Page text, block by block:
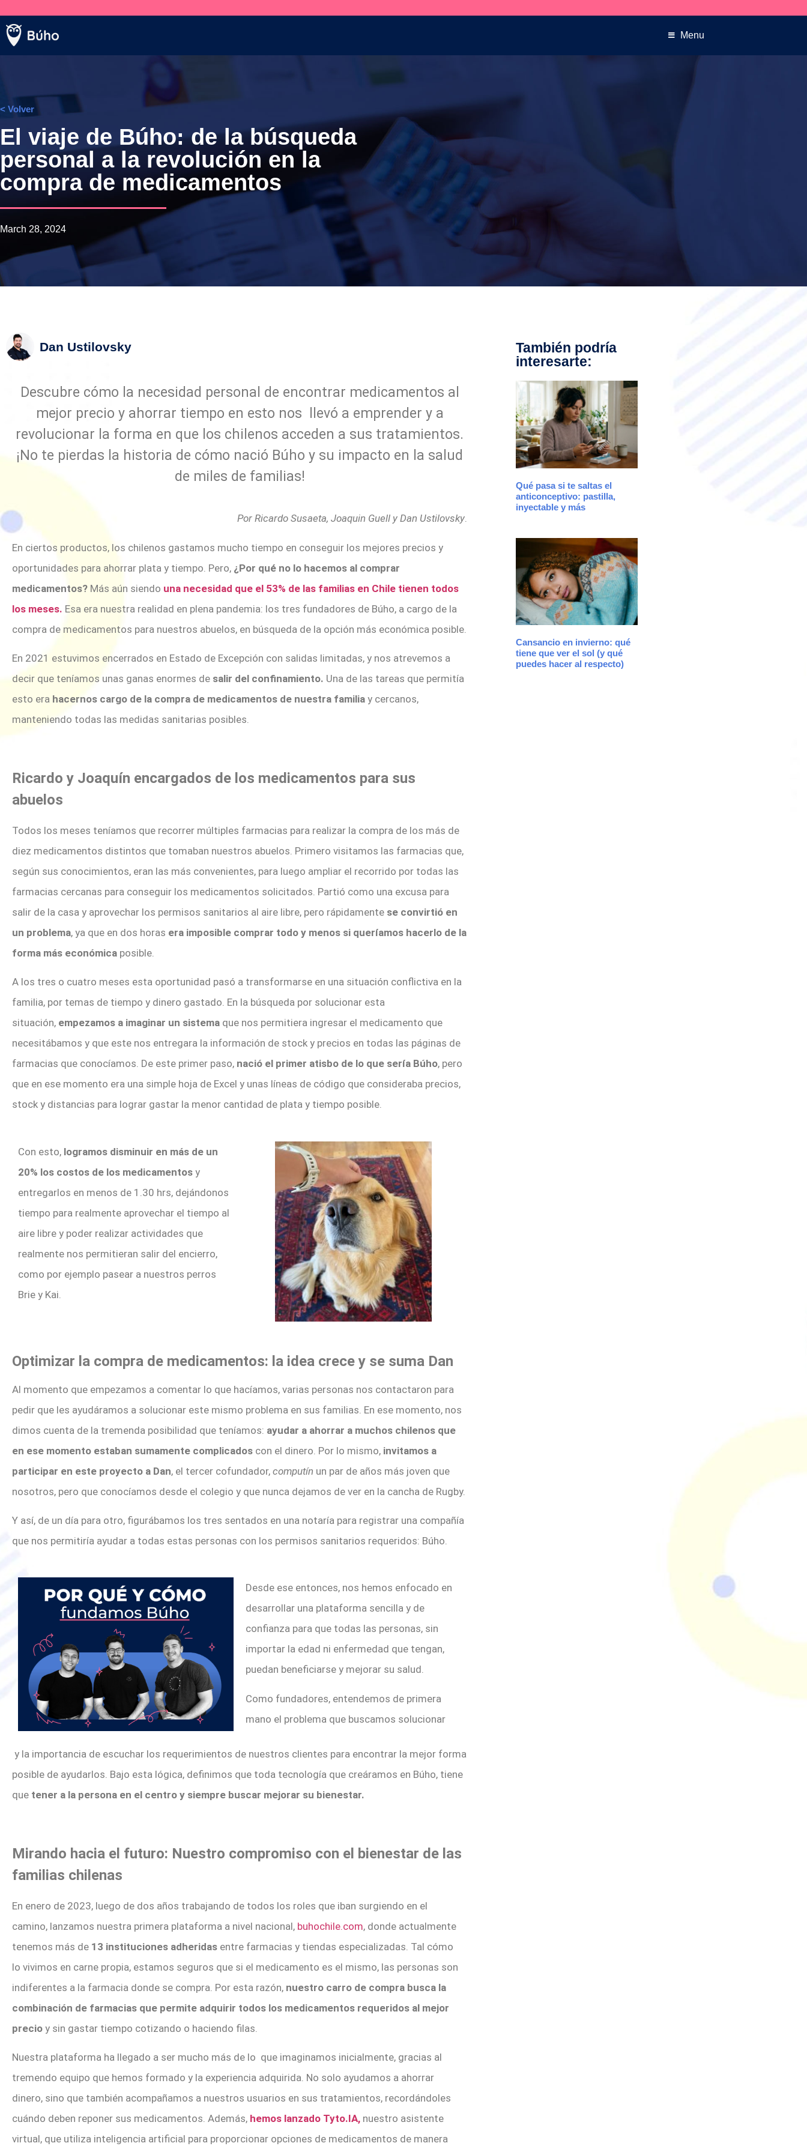
Menu
< Volver
El viaje de Búho: de la búsqueda
personal a la revolución en la
compra de medicamentos
March 28, 2024
Dan Ustilovsky
Descubre cómo la necesidad personal de encontrar medicamentos al
mejor precio y ahorrar tiempo en esto nos llevó a emprender y a
revolucionar la forma en que los chilenos acceden a sus tratamientos.
¡No te pierdas la historia de cómo nació Búho y su impacto en la salud
de miles de familias!
Por Ricardo Susaeta, Joaquin Guell y Dan Ustilovsky.
En ciertos productos, los chilenos gastamos mucho tiempo en conseguir los mejores precios y
oportunidades para ahorrar plata y tiempo. Pero, ¿Por qué no lo hacemos al comprar
medicamentos? Más aún siendo una necesidad que el 53% de las familias en Chile tienen todos
los meses. Esa era nuestra realidad en plena pandemia: los tres fundadores de Búho, a cargo de la
compra de medicamentos para nuestros abuelos, en búsqueda de la opción más económica posible.
En 2021 estuvimos encerrados en Estado de Excepción con salidas limitadas, y nos atrevemos a
decir que teníamos unas ganas enormes de salir del confinamiento. Una de las tareas que permitía
esto era hacernos cargo de la compra de medicamentos de nuestra familia y cercanos,
manteniendo todas las medidas sanitarias posibles.
Ricardo y Joaquín encargados de los medicamentos para sus
abuelos
Todos los meses teníamos que recorrer múltiples farmacias para realizar la compra de los más de
diez medicamentos distintos que tomaban nuestros abuelos. Primero visitamos las farmacias que,
según sus conocimientos, eran las más convenientes, para luego ampliar el recorrido por todas las
farmacias cercanas para conseguir los medicamentos solicitados. Partió como una excusa para
salir de la casa y aprovechar los permisos sanitarios al aire libre, pero rápidamente se convirtió en
un problema, ya que en dos horas era imposible comprar todo y menos si queríamos hacerlo de la
forma más económica posible.
A los tres o cuatro meses esta oportunidad pasó a transformarse en una situación conflictiva en la
familia, por temas de tiempo y dinero gastado. En la búsqueda por solucionar esta
situación, empezamos a imaginar un sistema que nos permitiera ingresar el medicamento que
necesitábamos y que este nos entregara la información de stock y precios en todas las páginas de
farmacias que conocíamos. De este primer paso, nació el primer atisbo de lo que sería Búho, pero
que en ese momento era una simple hoja de Excel y unas líneas de código que consideraba precios,
stock y distancias para lograr gastar la menor cantidad de plata y tiempo posible.
Con esto, logramos disminuir en más de un
20% los costos de los medicamentos y
entregarlos en menos de 1.30 hrs, dejándonos
tiempo para realmente aprovechar el tiempo al
aire libre y poder realizar actividades que
realmente nos permitieran salir del encierro,
como por ejemplo pasear a nuestros perros
Brie y Kai.
Optimizar la compra de medicamentos: la idea crece y se suma Dan
Al momento que empezamos a comentar lo que hacíamos, varias personas nos contactaron para
pedir que les ayudáramos a solucionar este mismo problema en sus familias. En ese momento, nos
dimos cuenta de la tremenda posibilidad que teníamos: ayudar a ahorrar a muchos chilenos que
en ese momento estaban sumamente complicados con el dinero. Por lo mismo, invitamos a
participar en este proyecto a Dan, el tercer cofundador, computín un par de años más joven que
nosotros, pero que conocíamos desde el colegio y que nunca dejamos de ver en la cancha de Rugby.
Y así, de un día para otro, figurábamos los tres sentados en una notaría para registrar una compañía
que nos permitiría ayudar a todas estas personas con los permisos sanitarios requeridos: Búho.
Desde ese entonces, nos hemos enfocado en
desarrollar una plataforma sencilla y de
confianza para que todas las personas, sin
importar la edad ni enfermedad que tengan,
puedan beneficiarse y mejorar su salud.
Como fundadores, entendemos de primera
mano el problema que buscamos solucionar
y la importancia de escuchar los requerimientos de nuestros clientes para encontrar la mejor forma
posible de ayudarlos. Bajo esta lógica, definimos que toda tecnología que creáramos en Búho, tiene
que tener a la persona en el centro y siempre buscar mejorar su bienestar.
Mirando hacia el futuro: Nuestro compromiso con el bienestar de las
familias chilenas
En enero de 2023, luego de dos años trabajando de todos los roles que iban surgiendo en el
camino, lanzamos nuestra primera plataforma a nivel nacional, buhochile.com, donde actualmente
tenemos más de 13 instituciones adheridas entre farmacias y tiendas especializadas. Tal cómo
lo vivimos en carne propia, estamos seguros que si el medicamento es el mismo, las personas son
indiferentes a la farmacia donde se compra. Por esta razón, nuestro carro de compra busca la
combinación de farmacias que permite adquirir todos los medicamentos requeridos al mejor
precio y sin gastar tiempo cotizando o haciendo filas.
Nuestra plataforma ha llegado a ser mucho más de lo que imaginamos inicialmente, gracias al
tremendo equipo que hemos formado y la experiencia adquirida. No solo ayudamos a ahorrar
dinero, sino que también acompañamos a nuestros usuarios en sus tratamientos, recordándoles
cuándo deben reponer sus medicamentos. Además, hemos lanzado Tyto.IA, nuestro asistente
virtual, que utiliza inteligencia artificial para proporcionar opciones de medicamentos de manera
También podría
interesarte:
Qué pasa si te saltas el
anticonceptivo: pastilla,
inyectable y más
Cansancio en invierno: qué
tiene que ver el sol (y qué
puedes hacer al respecto)